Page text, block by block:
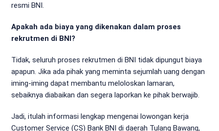
resmi BNI.
Apakah ada biaya yang dikenakan dalam proses
rekrutmen di BNI?
Tidak, seluruh proses rekrutmen di BNI tidak dipungut biaya
apapun. Jika ada pihak yang meminta sejumlah uang dengan
iming-iming dapat membantu meloloskan lamaran,
sebaiknya diabaikan dan segera laporkan ke pihak berwajib.
Jadi, itulah informasi lengkap mengenai lowongan kerja
Customer Service (CS) Bank BNI di daerah Tulang Bawang,